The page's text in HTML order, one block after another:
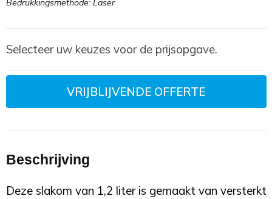
Selecteer uw keuzes voor de prijsopgave.
VRIJBLIJVENDE OFFERTE
Beschrijving
Deze slakom van 1,2 liter is gemaakt van versterkt